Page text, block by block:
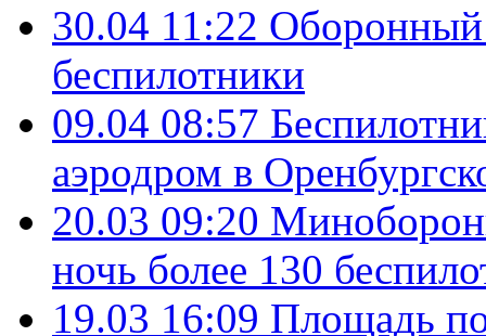
30.04 11:22 Оборонный
беспилотники
09.04 08:57
аэродром в
20.03 09:20
ночь более 130
19.03 16:09 Площадь